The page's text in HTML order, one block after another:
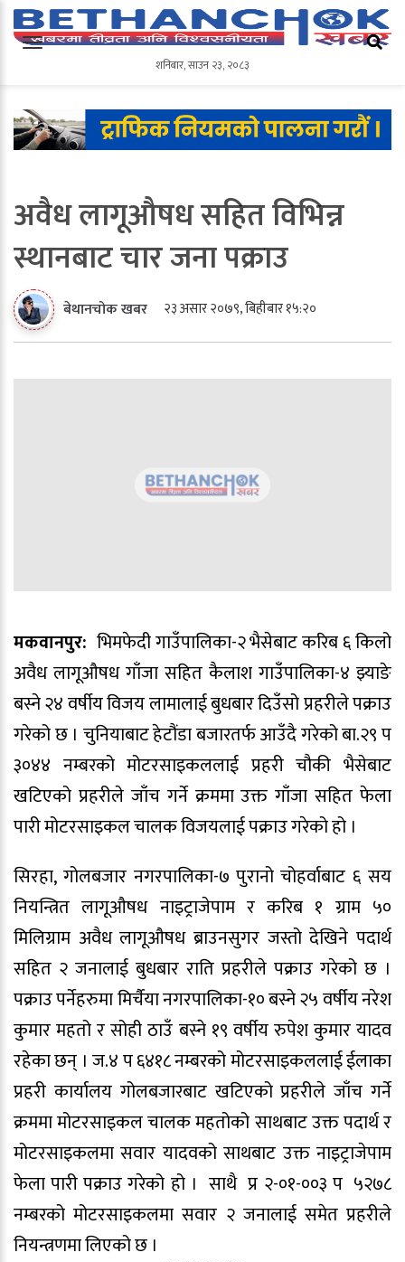
शनिबार,साउन २३,२०८३
शनिबार,साउन २३, २०८३
अवैध लागूऔषध सहित विभिन्न
स्थानबाट चार जना पक्राउ
बेथानचोक खबर २३ असार २०७९, बिहीबार १५:२०
मकवानपुर: भिमफेदी गाउँपालिका-२ भैसेबाट करिब ६ किलो
अवैध लागूऔषध गाँजा सहित कैलाश गाउँपालिका-४ झ्याङे
बस्ने २४ वर्षीय विजय लामालाई बुधबार दिउँसो प्रहरीले पक्राउ
गरेको छ । चुनियाबाट हेटौंडा बजारतर्फ आउँदै गरेको बा.२९ प
३०४४ नम्बरको मोटरसाइकललाई प्रहरी चौकी भैसेबाट
खटिएको प्रहरीले जाँच गर्ने क्रममा उक्त गाँजा सहित फेला
पारी मोटरसाइकल चालक विजयलाई पक्राउ गरेको हो ।
सिरहा, गोलबजार नगरपालिका-७ पुरानो चोहर्वाबाट ६ सय
नियन्त्रित लागूऔषध नाइट्राजेपाम र करिब १ ग्राम ५०
मिलिग्राम अवैध लागूऔषध ब्राउनसुगर जस्तो देखिने पदार्थ
सहित २ जनालाई बुधबार राति प्रहरीले पक्राउ गरेको छ ।
पक्राउ पर्नेहरुमा मिर्चैया नगरपालिका-१० बस्ने २५ वर्षीय नरेश
कुमार महतो र सोही ठाउँ बस्ने १९ वर्षीय रुपेश कुमार यादव
रहेका छन् । ज.४ प ६४१८ नम्बरको मोटरसाइकललाई ईलाका
प्रहरी कार्यालय गोलबजारबाट खटिएको प्रहरीले जाँच गर्ने
क्रममा मोटरसाइकल चालक महतोको साथबाट उक्त पदार्थ र
मोटरसाइकलमा सवार यादवको साथबाट उक्त नाइट्राजेपाम
फेला पारी पक्राउ गरेको हो । साथै प्र २-०१-००३ प ५२७८
नम्बरको मोटरसाइकलमा सवार २ जनालाई समेत प्रहरीले
नियन्त्रणमा लिएको छ ।